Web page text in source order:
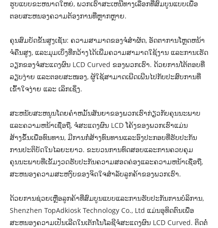
ຮູບແບບຂະຫນາດໃຫຍ່, ພວກເຮົາສະເຫນີທາງເລືອກທີ່ສົມບູນແບບເພື່ອ
ຕອບສະຫນອງຄວາມຕ້ອງການທີ່ຫຼາກຫຼາຍ.
ຄຸນສົມບັດຂັ້ນສູງເຊັ່ນ: ຄວາມສາມາດຂອງຈໍສໍາຜັດ, ອັດຕາການໂຫຼດຫນ້າ
ຈໍຄືນສູງ, ແລະມຸມເບິ່ງທີ່ກວ້າງໄດ້ເພີ່ມຄວາມສາມາດໃຊ້ງານ ແລະການເຮັດ
ວຽກຂອງຈໍສະແດງຜົນ LCD Curved ຂອງພວກເຮົາ. ດ້ວຍການໂຕ້ຕອບທີ່
ລຽບງ່າຍ ແລະຕອບສະໜອງ, ຜູ້ໃຊ້ສາມາດເພີດເພີນໄປກັບປະສົບການທີ່
ເຂົ້າໃຈງ່າຍ ແລະ ເລິກເຊິ່ງ.
ສະຫນັບສະຫນູນໂດຍຄໍາຫມັ້ນສັນຍາຂອງພວກເຮົາກ່ຽວກັບຄຸນນະພາບ
ແລະຄວາມຫນ້າເຊື່ອຖື, ຈໍສະແດງຜົນ LCD ໂຄ້ງຂອງພວກເຮົາແມ່ນ
ສ້າງຂຶ້ນເພື່ອທົນທານ, ມີການກໍ່ສ້າງທົນທານແລະອົງປະກອບທີ່ຮັບປະກັນ
ການປະຕິບັດໃນໄລຍະຍາວ. ຂະບວນການທົດສອບແລະການຄວບຄຸມ
ຄຸນນະພາບທີ່ເຂັ້ມງວດຮັບປະກັນຄວາມສອດຄ່ອງແລະຄວາມຫນ້າເຊື່ອຖື,
ສະຫນອງຄວາມສະຫງົບຂອງຈິດໃຈສໍາລັບລູກຄ້າຂອງພວກເຮົາ.
ດ້ວຍການຊ່ວຍເຫຼືອລູກຄ້າທີ່ສົມບູນແບບແລະການຮັບປະກັນການບໍລິການ,
Shenzhen TopAdkiosk Technology Co., Ltd ແມ່ນອຸທິດຕົນເພື່ອ
ສະຫນອງຄວາມເປັນເລີດໃນເຕັກໂນໂລຊີຈໍສະແດງຜົນ LCD Curved. ຕິດຕໍ່